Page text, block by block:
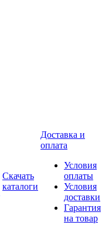
Скачать
каталоги
Доставка и
оплата
Условия
оплаты
Условия
доставки
Гарантия
на товар